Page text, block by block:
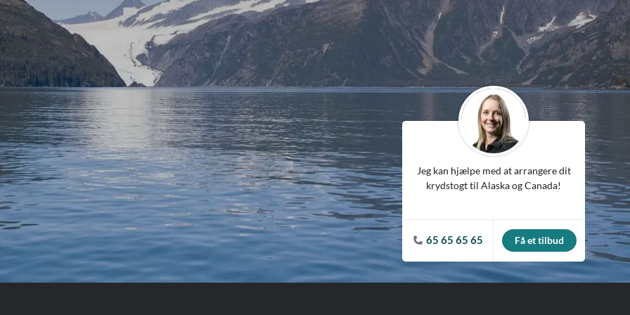
VIVA Cruises
Jeg kan hjælpe med at arrangere dit
krydstogt til Alaska og Canada!
65 65 65 65 Få et tilbud